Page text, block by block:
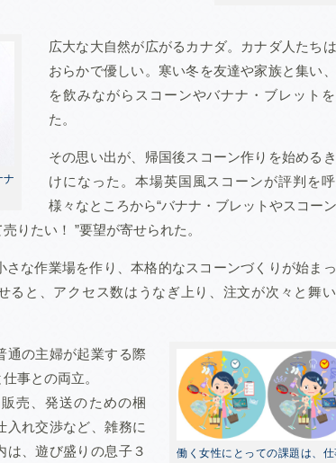
ナ
広大な大自然が広がるカナダ。カナダ人たち
おらかで優しい。寒い冬を友達や家族と集い
を飲みながらスコーンやバナナ・ブレット
た。
その思い出が、帰国後スコーン作りを始める
けになった。本場英国風スコーンが評判を呼
様々なところから“バナナ・ブレットやスコー
りたい！ ”要望が寄せられた。
な作業場を作り、本格的なスコーンづくりが始まっ
ると、アクセス数はうなぎ上り、注文が次々と舞
働く女性にとっての課題は、仕
通の主婦が起業する際
事との両立。
売、発送のための梱
入れ交渉など、雑務に
は、遊び盛りの息子３